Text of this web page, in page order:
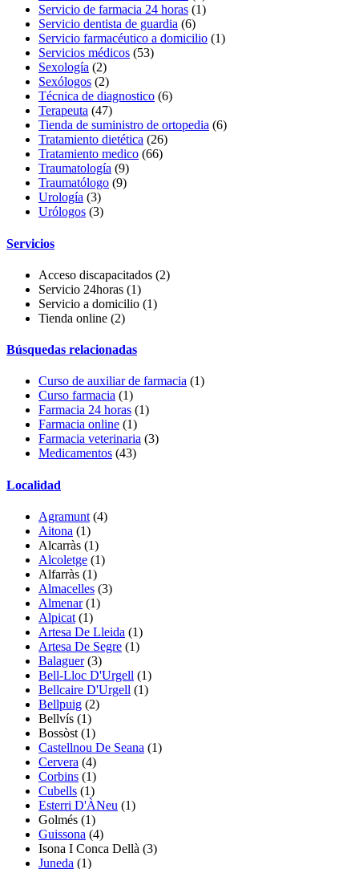
Servicio de farmacia 24 horas (1)
Servicio dentista de guardia (6)
Servicio farmacéutico a domicilio (1)
Servicios médicos (53)
Sexología (2)
Sexólogos (2)
Técnica de diagnostico (6)
Terapeuta (47)
Tienda de suministro de ortopedia (6)
Tratamiento dietética (26)
Tratamiento medico (66)
Traumatología (9)
Traumatólogo (9)
Urología (3)
Urólogos (3)
Servicios
Acceso discapacitados (2)
Servicio 24horas (1)
Servicio a domicilio (1)
Tienda online (2)
Búsquedas relacionadas
Curso de auxiliar de farmacia (1)
Curso farmacia (1)
Farmacia 24 horas (1)
Farmacia online (1)
Farmacia veterinaria (3)
Medicamentos (43)
Localidad
Agramunt (4)
Aitona (1)
Alcarràs (1)
Alcoletge (1)
Alfarràs (1)
Almacelles (3)
Almenar(1)
Alpicat (1)
Artesa De Lleida (1)
Artesa De Segre (1)
Balaguer(3)
Bell-Lloc D'Urgell (1)
Bellcaire D'Urgell (1)
Bellpuig (2)
Bellvís (1)
Bossòst (1)
Castellnou De Seana (1)
Cervera (4)
Corbins (1)
Cubells (1)
Esterri D'ÀNeu (1)
Golmés (1)
Guissona (4)
Isona I Conca Dellà (3)
Juneda (1)